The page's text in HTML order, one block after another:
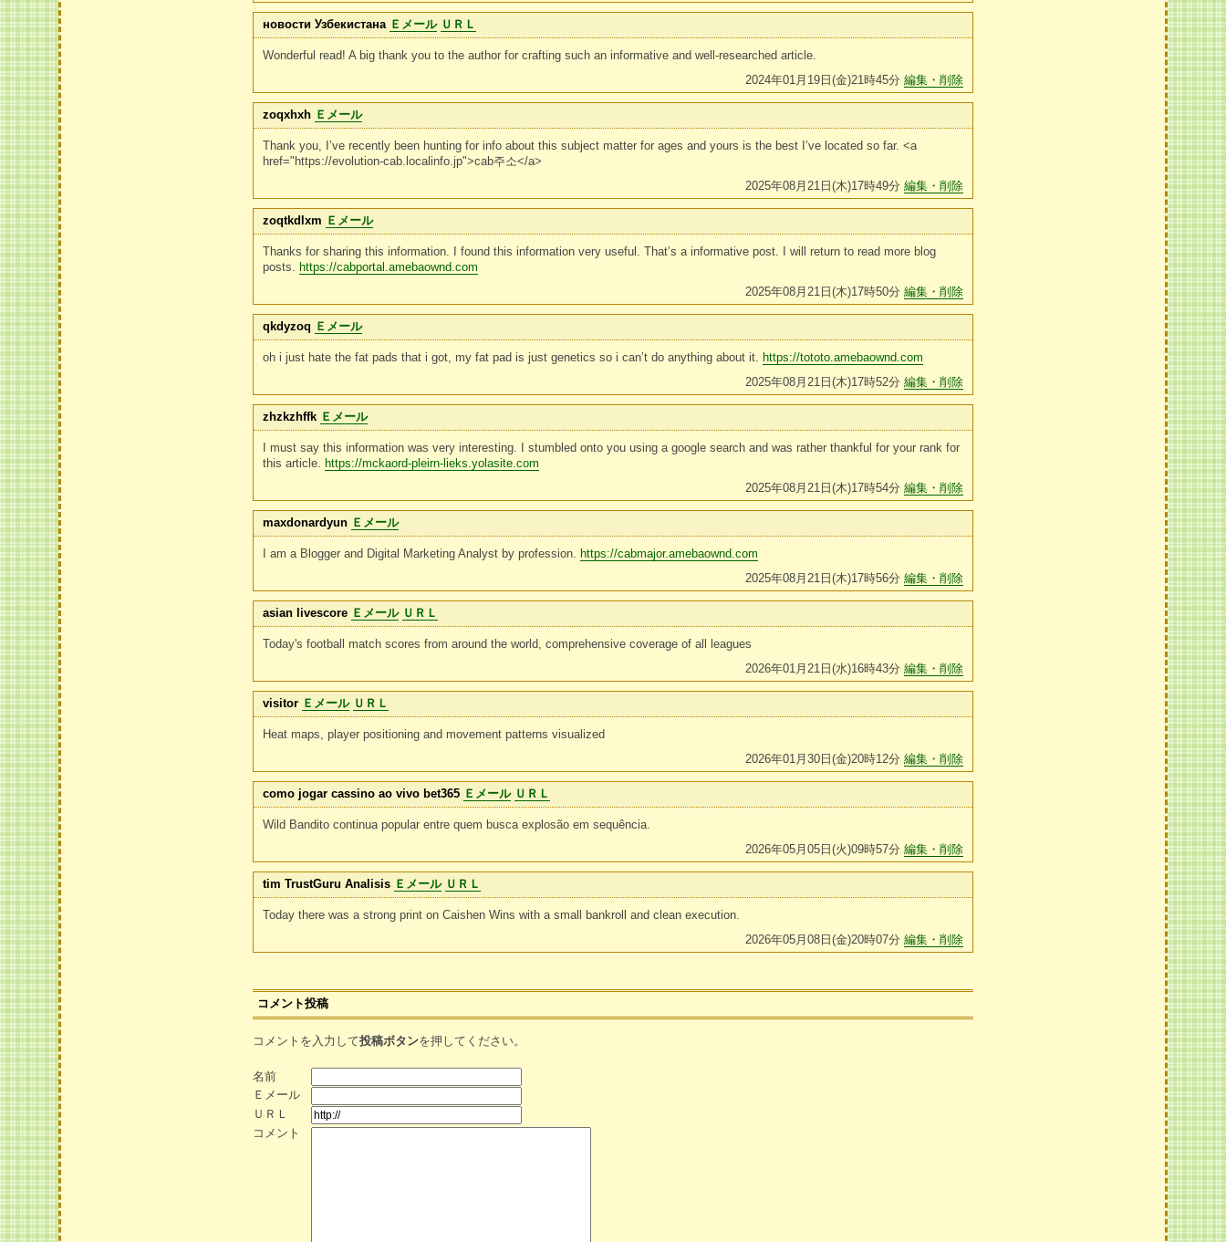
новости Узбекистана Ｅメール ＵＲＬ
Wonderful read! A big thank you to the author for crafting such an informative and well-researched article.
2024年01月19日(金)21時45分 編集・削除
zoqxhxh Ｅメール
Thank you, I’ve recently been hunting for info about this subject matter for ages and yours is the best I’ve located so far. <a
href="https://evolution-cab.localinfo.jp">cab주소</a>
2025年08月21日(木)17時49分 編集・削除
zoqtkdlxm Ｅメール
Thanks for sharing this information. I found this information very useful. That’s a informative post. I will return to read more blog
posts. https://cabportal.amebaownd.com
2025年08月21日(木)17時50分 編集・削除
qkdyzoq Ｅメール
oh i just hate the fat pads that i got, my fat pad is just genetics so i can’t do anything about it. https://tototo.amebaownd.com
2025年08月21日(木)17時52分 編集・削除
zhzkzhffk Ｅメール
I must say this information was very interesting. I stumbled onto you using a google search and was rather thankful for your rank for
this article. https://mckaord-pleirn-lieks.yolasite.com
2025年08月21日(木)17時54分 編集・削除
maxdonardyun Ｅメール
I am a Blogger and Digital Marketing Analyst by profession. https://cabmajor.amebaownd.com
2025年08月21日(木)17時56分 編集・削除
asian livescore Ｅメール ＵＲＬ
Today's football match scores from around the world, comprehensive coverage of all leagues
2026年01月21日(水)16時43分 編集・削除
visitor Ｅメール ＵＲＬ
Heat maps, player positioning and movement patterns visualized
2026年01月30日(金)20時12分 編集・削除
como jogar cassino ao vivo bet365 Ｅメール ＵＲＬ
Wild Bandito continua popular entre quem busca explosão em sequência.
2026年05月05日(火)09時57分 編集・削除
tim TrustGuru Analisis Ｅメール ＵＲＬ
Today there was a strong print on Caishen Wins with a small bankroll and clean execution.
2026年05月08日(金)20時07分 編集・削除
コメント投稿
コメントを入力して投稿ボタンを押してください。
名前
Ｅメール
ＵＲＬ
コメント